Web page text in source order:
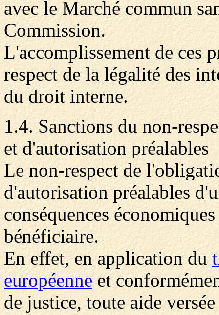
avec le Marché commun
Commission.
L'accomplissement de ces
respect de la légalité des
du droit interne.
1.4. Sanctions du non-
et d'autorisation préalables
Le non-respect de
d'autorisation préalables
conséquences
bénéficiaire.
En effet, en application du
européenneet
de justice, toute aide